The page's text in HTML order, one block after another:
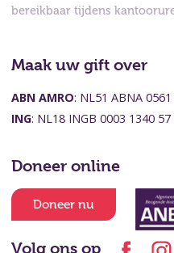
bereikbaar tijdens
Maak uw gift over
ABN AMRO: NL51 ABNA
ING: NL18 INGB 0003 1340 57
Doneer online
Doneer nu
Volg ons op